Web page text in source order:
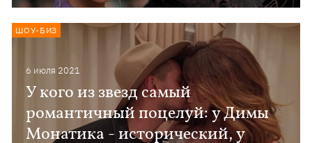
6 июля 2021
У кого из звезд самый
романтичный поцелуй: у Димы
Монатика - исторический, у
ШОУ-БИЗ